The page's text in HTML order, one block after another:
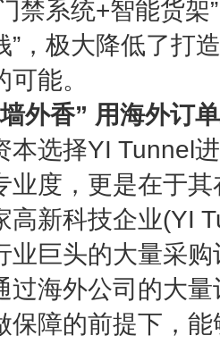
禁系统+智能货
”，极大降低了打
能。
香” 用海外订单
选择YI Tunnel进
业度，更是在于
高新科技企业(YI
业巨头的大量采
过海外公司的大
保障的前提下，